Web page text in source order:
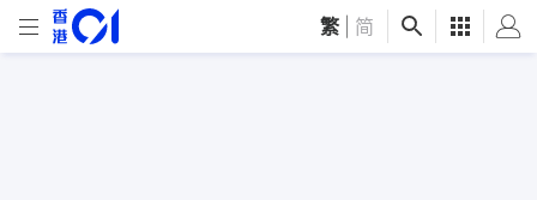
繁 简